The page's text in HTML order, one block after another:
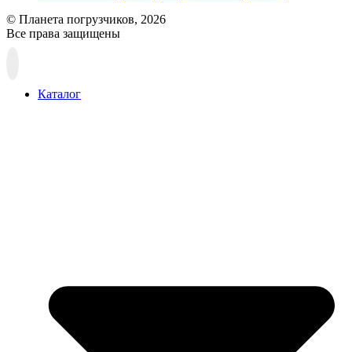
© Планета погрузчиков, 2026
Все права защищены
Каталог